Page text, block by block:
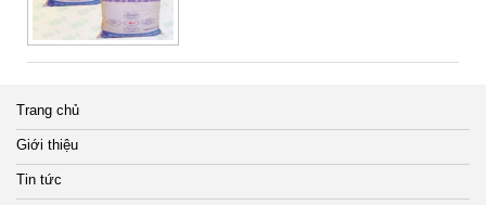
Trang chủ
Giới thiệu
Tin tức